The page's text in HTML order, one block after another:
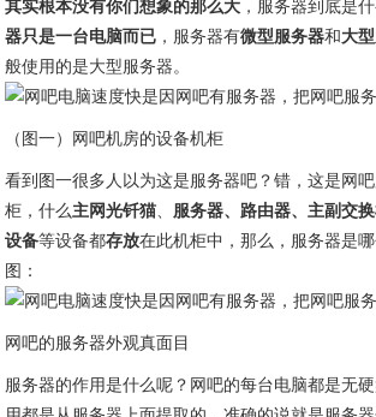
其实根本没有你们想象的那么大 ，服务器到底是
器只是一台电脑而已 ，服务器有微型服务器和 大
般使用的是大型服务器。
（图一）网吧机房的设备机柜
看到图一很多人以为这是服务器吧？错，这是网
柜，什么主网光钎猫、 服务器、路由器、主副交
设备等设备都存放在此机柜中，那么，服务器是
图：
网吧的服务器外观真面目
服务器的作用是什么呢？网吧的每台电脑都是无